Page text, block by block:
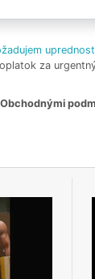
za
Obchodnými